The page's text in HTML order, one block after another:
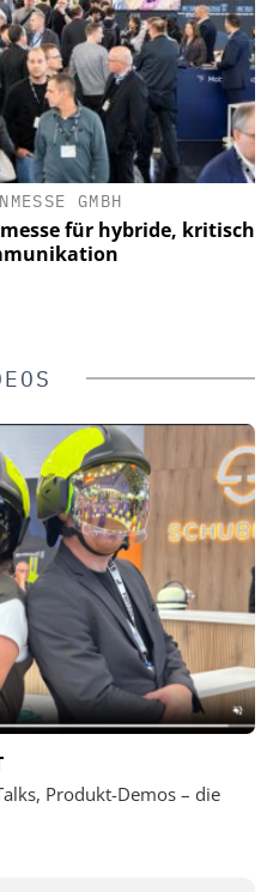
GMBH
für hybride, kritische
Produkt-Demos – die